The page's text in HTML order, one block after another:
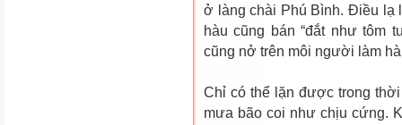
ở làng chài Phú Bình. Điều lạ
hàu cũng bán “đắt như tôm
cũng nở trên môi người làm
Chỉ có thể lặn được trong
mưa bão coi như chịu cứng.